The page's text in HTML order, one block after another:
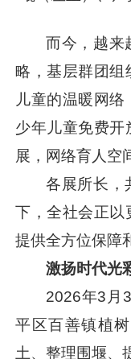
而今，越来
略，基层群团组
儿童的温暖网
少年儿童免费开
展，网络育人
各展所长，
下，全社会正以
提供全方位保障
激扬时代光
2026年3月
平区百善镇植
土、整理围堰、